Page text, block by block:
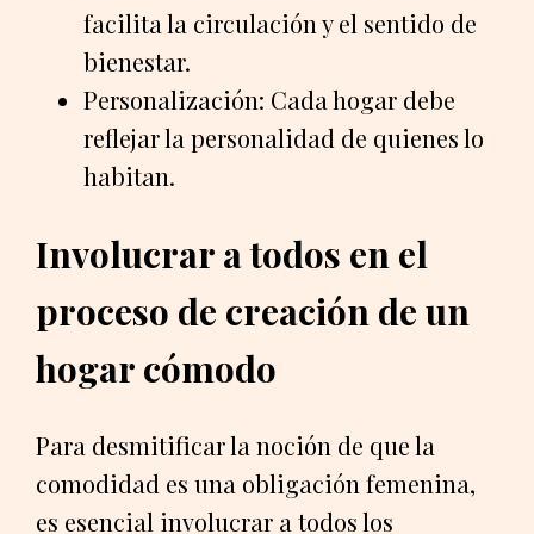
facilita la circulación y el sentido de
bienestar.
Personalización: Cada hogar debe
reflejar la personalidad de quienes lo
habitan.
Involucrar a todos en el
proceso de creación de un
hogar cómodo
Para desmitificar la noción de que la
comodidad es una obligación femenina,
es esencial involucrar a todos los